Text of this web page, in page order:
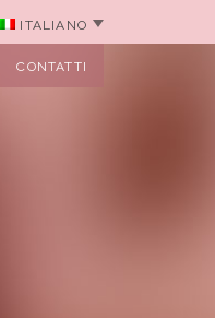
ITALIANO
CONTATTI